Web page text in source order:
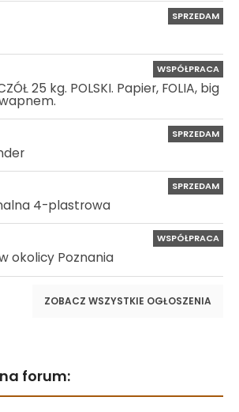
SPRZEDAM
WSPÓŁPRACA
25 kg. POLSKI. Papier, FOLIA, big
SPRZEDAM
SPRZEDAM
4-plastrowa
WSPÓŁPRACA
okolicy Poznania
ZOBACZ WSZYSTKIE OGŁOSZENIA
forum: